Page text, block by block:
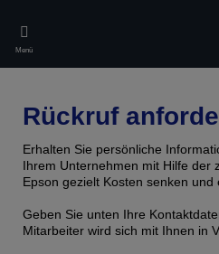
main
content
Menü
Rückruf
Erhalten Sie persönliche
Ihrem Unternehmen mit Hilfe der
Epson gezielt Kosten senken und
Geben Sie unten Ihre
Mitarbeiter wird sich mit Ihnen in